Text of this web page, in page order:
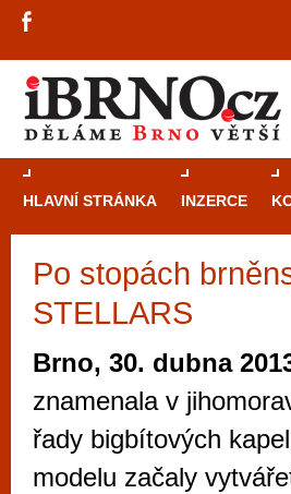
HLAVNÍ STRÁNKA INZERCE
Po stopách
STELLARS
Brno, 30. dubna
znamenala v
řady bigbítových
modelu začaly
Mimo jiné je ale také